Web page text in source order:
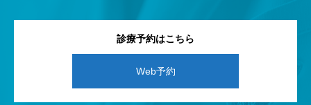
診療予約はこちら
Web予約